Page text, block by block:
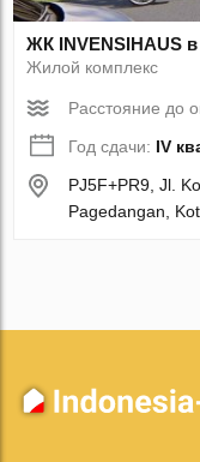
ЖК INVENSIHAUS
Жилой комплекс
Расстояние до
Год сдачи: IV
PJ5F+PR9, Jl.
Pagedangan,